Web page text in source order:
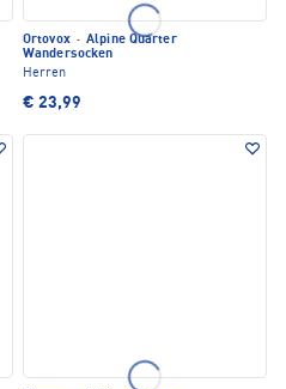
Ortovox · Alpine Quarter
Wandersocken
Herren
€ 23,99